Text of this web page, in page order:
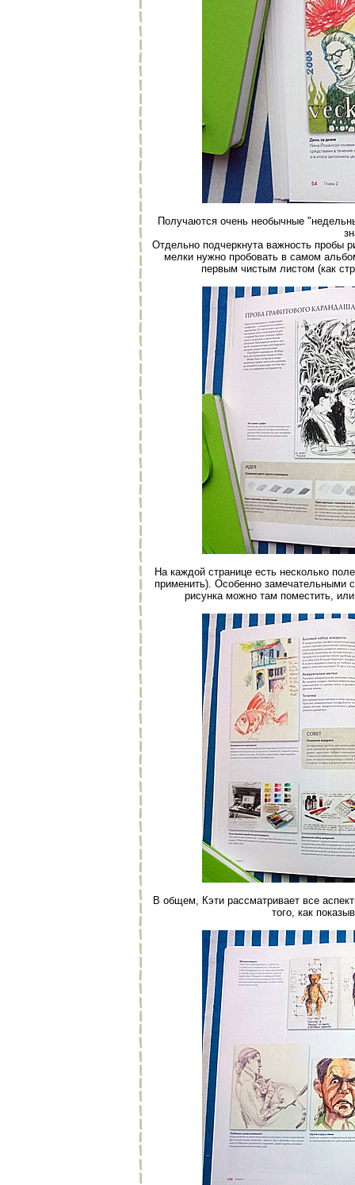
Получаются очень необычные
Отдельно подчеркнута важность пробы
мелки нужно пробовать в самом
первым чистым листом (как
На каждой странице есть несколько
применить). Особенно замечательными
рисунка можно там поместить,
В общем, Кэти рассматривает все
того, как